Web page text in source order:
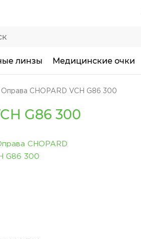
линзы Медицинские очки
Оправа CHOPARD VCH G86 300
G86 300